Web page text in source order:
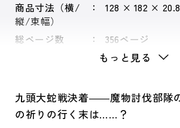
商品寸法（横/
縦/束幅）
128 × 182 ×
総ページ数 356ページ
もっと見る
九頭大蛇戦決着――魔物討伐部隊
の祈りの行く末は……？